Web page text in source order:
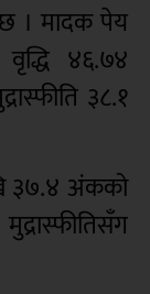
। मादक पेय
४६.७४
३८.१
३७.४ अंकको